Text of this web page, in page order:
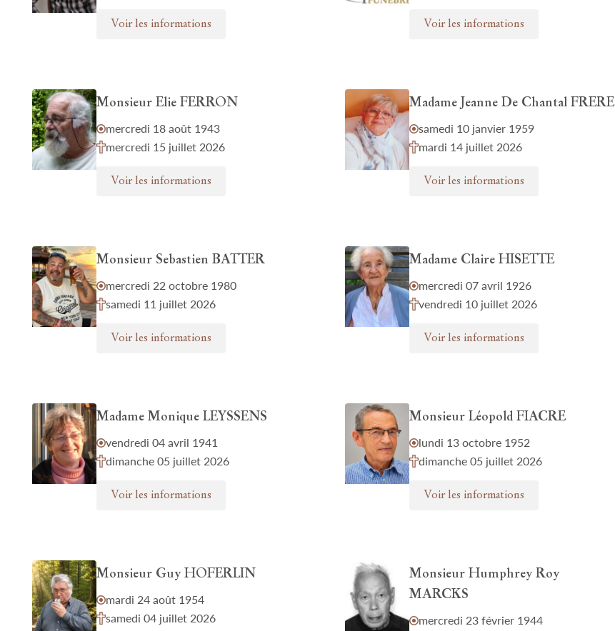
Voir les informations Voir les informations
Monsieur Elie FERRON
mercredi 18 août 1943
mercredi 15 juillet 2026
Voir les informations
Madame Jeanne De Chantal FRERE
samedi 10 janvier 1959
mardi 14 juillet 2026
Voir les informations
Monsieur Sebastien BATTER
mercredi 22 octobre 1980
samedi 11 juillet 2026
Voir les informations
Madame Claire HISETTE
mercredi 07 avril 1926
vendredi 10 juillet 2026
Voir les informations
Madame Monique LEYSSENS
vendredi 04 avril 1941
dimanche 05 juillet 2026
Voir les informations
Monsieur Léopold FIACRE
lundi 13 octobre 1952
dimanche 05 juillet 2026
Voir les informations
Monsieur Guy HOFERLIN
mardi 24 août 1954
samedi 04 juillet 2026
Monsieur Humphrey Roy
MARCKS
mercredi 23 février 1944